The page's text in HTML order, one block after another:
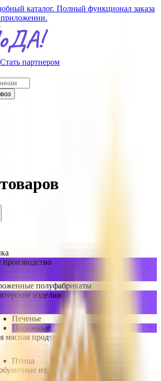
каталог. Полный функционал заказа
Стать партнером
полуфабрикаты
изделия
Печенье
Пирожные, рулеты, торты
мясная продукция
Птица
изделия